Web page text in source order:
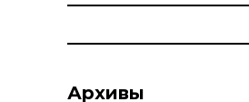
Архивы